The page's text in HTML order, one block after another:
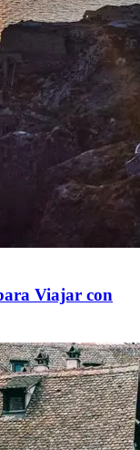
Viajar con